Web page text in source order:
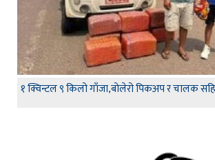
१ क्विन्टल ९ किलो गाँजा,बोलेरो पिकअप र चालक